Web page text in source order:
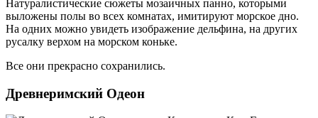
Натуралистические сюжеты мозаичных панно, которыми
выложены полы во всех комнатах, имитируют морское дно.
На одних можно увидеть изображение дельфина, на других
русалку верхом на морском коньке.
Все они прекрасно сохранились.
Древнеримский Одеон